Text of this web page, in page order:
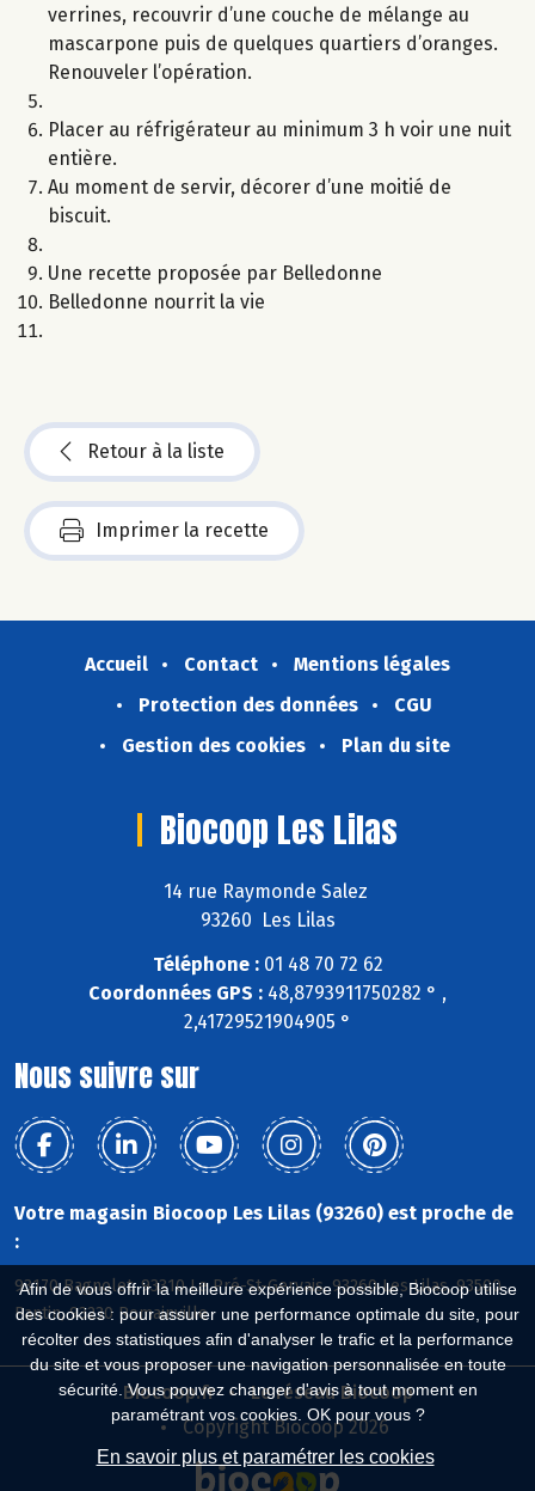
Afin de vous offrir la meilleure expérience possible, Biocoop utilise
des cookies : pour assurer une performance optimale du site, pour
récolter des statistiques afin d'analyser le trafic et la performance
du site et vous proposer une navigation personnalisée en toute
sécurité. Vous pouvez changer d'avis à tout moment en
paramétrant vos cookies. OK pour vous ?
En savoir plus et paramétrer les cookies
verrines, recouvrir d’une couche de mélange au
mascarpone puis de quelques quartiers d’oranges.
Renouveler l’opération.
Placer au réfrigérateur au minimum 3 h voir une nuit
entière.
Au moment de servir, décorer d’une moitié de
biscuit.
Une recette proposée par Belledonne
Belledonne nourrit la vie
Retour à la liste
Imprimer la recette
Accueil Contact
Mentions légales
Protection des données
CGU
Gestion des cookies
Plan du site
Biocoop Les Lilas
14 rue Raymonde Salez
93260 Les Lilas
Téléphone :01 48 70 72 62
Coordonnées GPS : 48,8793911750282 ° ,
2,41729521904905 °
Nous suivre sur
Votre magasin Biocoop Les Lilas (93260) est proche de
:
93170 Bagnolet, 93310 Le Pré-St-Gervais, 93260 Les Lilas, 93500
Pantin, 93230 Romainville
Biocoop.fr
Le réseau Biocoop
Copyright Biocoop 2026